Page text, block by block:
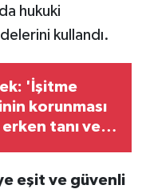
hukuki
kullandı.
'İşitme
korunması
tanı ve
eşit ve güvenli